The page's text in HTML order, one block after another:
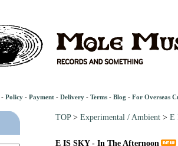
- Policy - Payment - Delivery - Terms - Blog - For Overseas
TOP> Experimental / Ambient > E
E IS SKY - In The Afternoon